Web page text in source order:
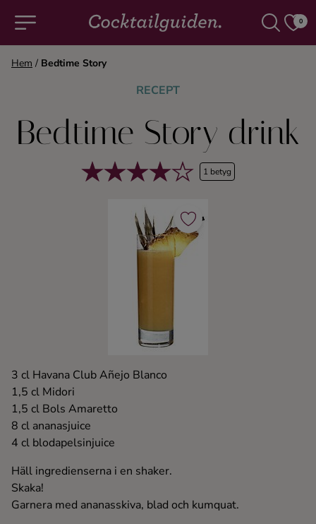
0
Alla cocktails & drinkar
Alkoholfritt
Konjak
Likör
Rom
Shots
Hem / Bedtime Story
RECEPT
Bedtime Story drink
1 betyg
3 cl Havana Club Añejo Blanco
1,5 cl Midori
1,5 cl Bols Amaretto
8 cl ananasjuice
4 cl blodapelsinjuice
Häll ingredienserna i en shaker.
Skaka!
Garnera med ananasskiva, blad och kumquat.